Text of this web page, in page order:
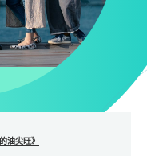
油尖旺》